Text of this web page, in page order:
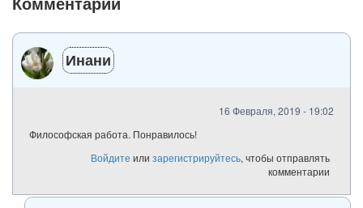
Инани
16 Февраля, 2019 - 19:02
Философская работа. Понравилось!
Войдите или зарегистрируйтесь, чтобы отправлять
комментарии